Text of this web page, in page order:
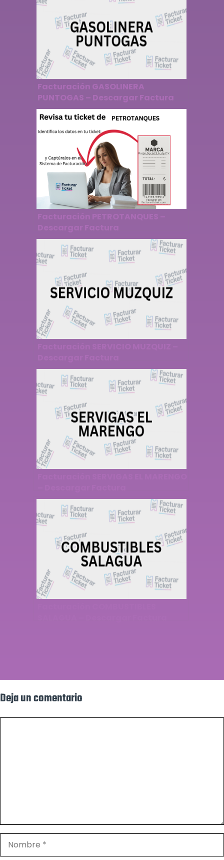
Facturación GASOLINERA
PUNTOGAS – Descargar Factura
Deja un comentario
Nombre